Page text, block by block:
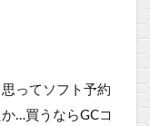
ってソフト予約
…買うならGCコ